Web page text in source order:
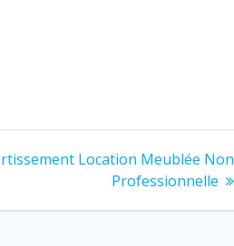
Location Meublée Non
Professionnelle